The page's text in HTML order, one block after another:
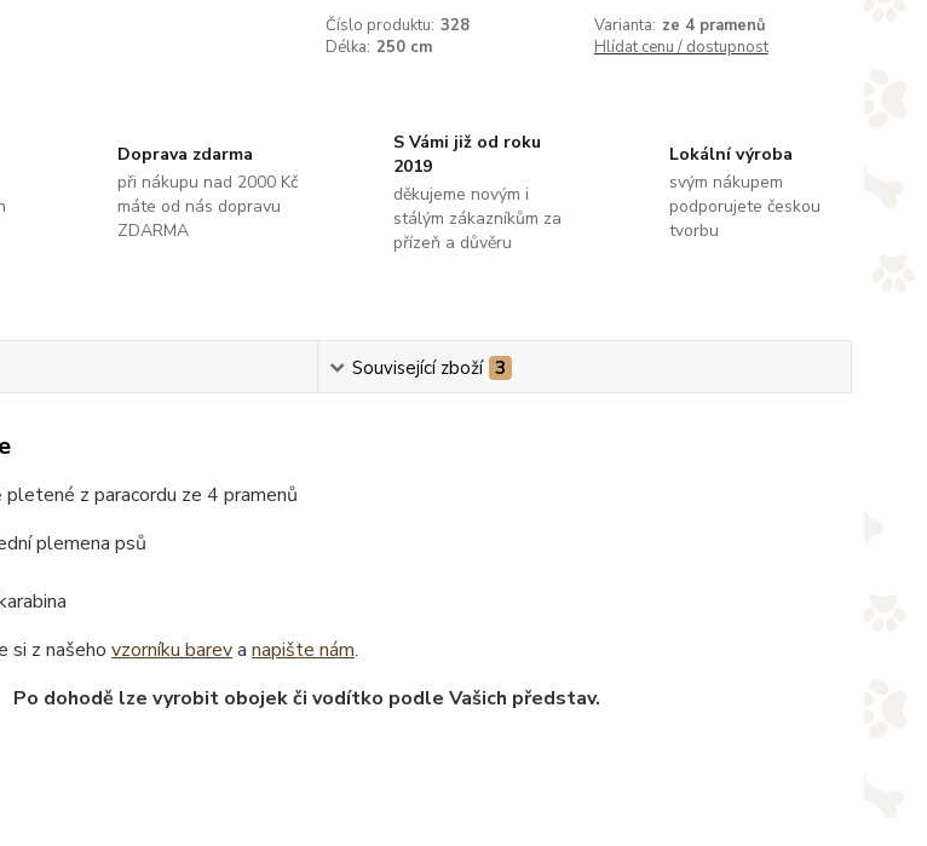
Číslo produktu: 328 Varianta: ze 4 pramenů
Délka: 250 cm Hlídat cenu / dostupnost
Doprava zdarma
při nákupu nad 2000 Kč
máte od nás dopravu
ZDARMA
S Vámi již od roku
2019
děkujeme novým i
stálým zákazníkům za
přízeň a důvěru
Lokální výroba
svým nákupem
podporujete českou
tvorbu
Související zboží 3
z paracordu ze 4 pramenů
plemena psů
si z našeho vzorníku bareva napište nám.
Po dohodě lze vyrobit obojek či vodítko podle Vašich představ.